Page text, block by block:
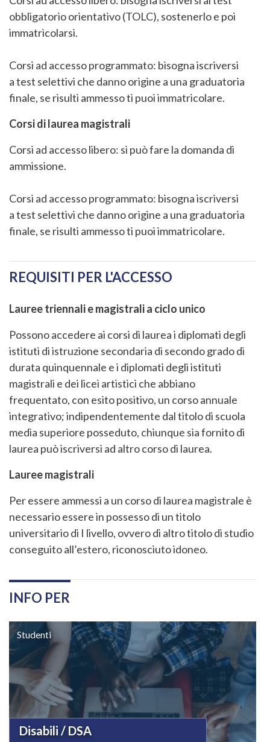
obbligatorio orientativo (TOLC), sostenerlo e poi
immatricolarsi.
Corsi ad accesso programmato: bisogna iscriversi
a test selettivi che danno origine a una graduatoria
finale, se risulti ammesso ti puoi immatricolare.
Corsi di laurea magistrali
Corsi ad accesso libero: si può fare la domanda di
ammissione.
Corsi ad accesso programmato: bisogna iscriversi
a test selettivi che danno origine a una graduatoria
finale, se risulti ammesso ti puoi immatricolare.
REQUISITI PER L'ACCESSO
Lauree triennali e magistrali a ciclo unico
Possono accedere ai corsi di laurea i diplomati degli
istituti di istruzione secondaria di secondo grado di
durata quinquennale e i diplomati degli istituti
magistrali e dei licei artistici che abbiano
frequentato, con esito positivo, un corso annuale
integrativo; indipendentemente dal titolo di scuola
media superiore posseduto, chiunque sia fornito di
laurea può iscriversi ad altro corso di laurea.
Lauree magistrali
Per essere ammessi a un corso di laurea magistrale è
necessario essere in possesso di un titolo
universitario di I livello, ovvero di altro titolo di studio
conseguito all’estero, riconosciuto idoneo.
INFO PER
Studenti
Disabili / DSA